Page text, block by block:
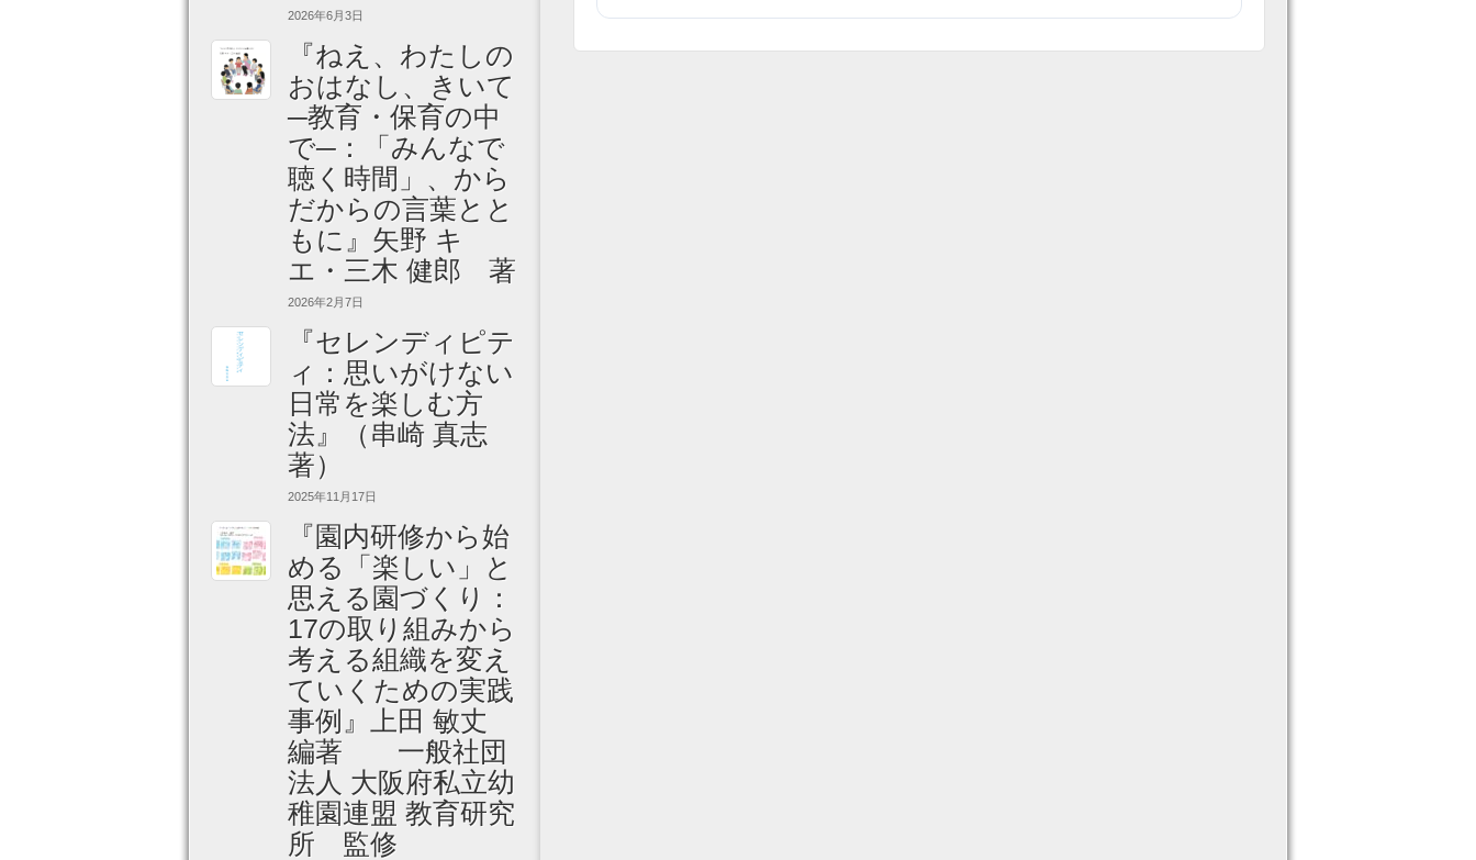
2026年6月3日
『ねえ、わたしの
おはなし、きいて
─教育・保育の中
で─：「みんなで
聴く時間」、から
だからの言葉とと
もに』矢野 キ
エ・三木 健郎 著
2026年2月7日
『セレンディピテ
ィ：思いがけない
日常を楽しむ方
法』（串崎 真志
著）
2025年11月17日
『園内研修から始
める「楽しい」と
思える園づくり：
17の取り組みから
考える組織を変え
ていくための実践
事例』上田 敏丈
編著 一般社団
法人 大阪府私立幼
稚園連盟 教育研究
所 監修